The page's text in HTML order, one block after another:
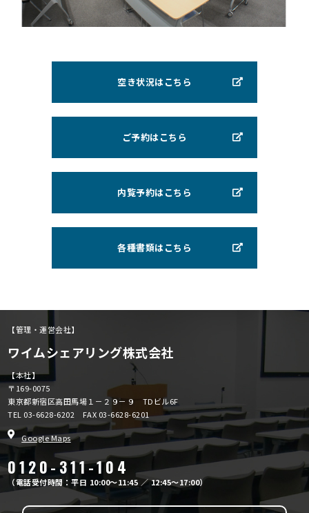
空き状況はこちら
ご予約はこちら
内覧予約はこちら
各種書類はこちら
【管理・運営会社】
ワイムシェアリング株式会社
【本社】
〒169-0075
東京都新宿区高田馬場１－２９－９ TDビル6F
TEL 03-6628-6202 FAX 03-6628-6201
Google Maps
0120-311-104
（電話受付時間：平日 10:00～11:45 ／ 12:45～17:00）